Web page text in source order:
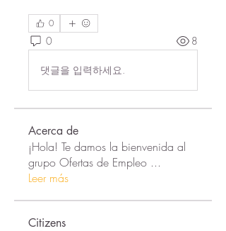
0
0 8
댓글을 입력하세요.
Acerca de
¡Hola! Te damos la bienvenida al
grupo Ofertas de Empleo ...
Leer más
Citizens